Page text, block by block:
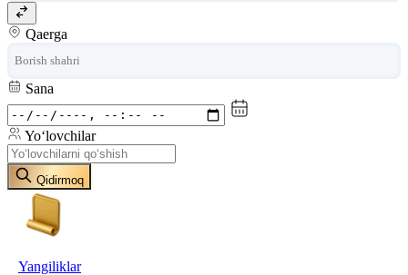
Qaerga
Sana
Yo‘lovchilar
Qidirmoq
Yangiliklar